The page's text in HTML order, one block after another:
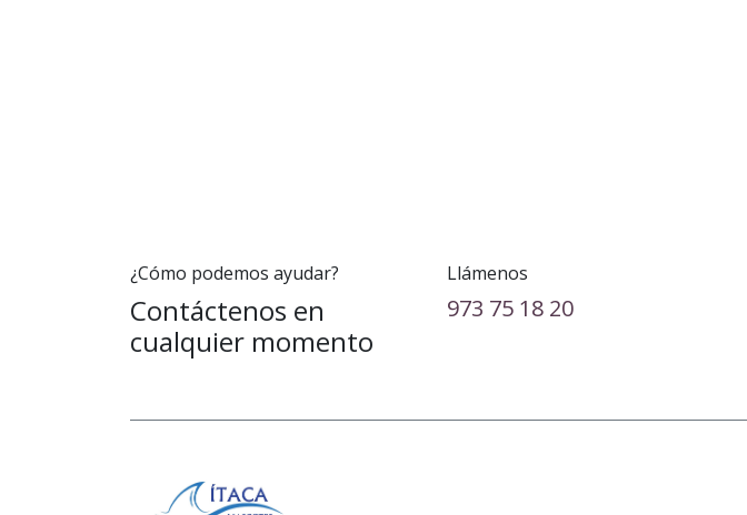
¿Cómo podemos ayudar?
Contáctenos en
cualquier momento
Llámenos
973 75 18 20